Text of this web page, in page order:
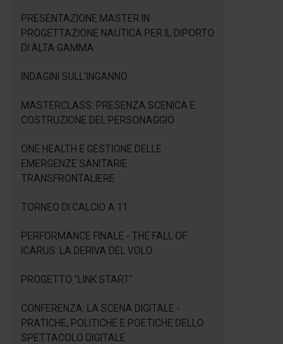
PRESENTAZIONE MASTER IN
PROGETTAZIONE NAUTICA PER IL DIPORTO
DI ALTA GAMMA
INDAGINI SULL'INGANNO
MASTERCLASS: PRESENZA SCENICA E
COSTRUZIONE DEL PERSONAGGIO
ONE HEALTH E GESTIONE DELLE
EMERGENZE SANITARIE
TRANSFRONTALIERE
TORNEO DI CALCIO A 11
PERFORMANCE FINALE - THE FALL OF
ICARUS: LA DERIVA DEL VOLO
PROGETTO "LINK START"
CONFERENZA: LA SCENA DIGITALE -
PRATICHE, POLITICHE E POETICHE DELLO
SPETTACOLO DIGITALE